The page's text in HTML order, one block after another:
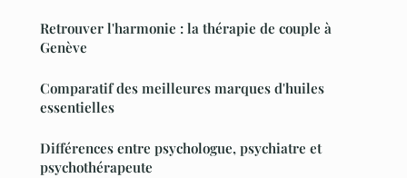
Retrouver l'harmonie : la thérapie de couple à
Genève
Comparatif des meilleures marques d'huiles
essentielles
Différences entre psychologue, psychiatre et
psychothérapeute